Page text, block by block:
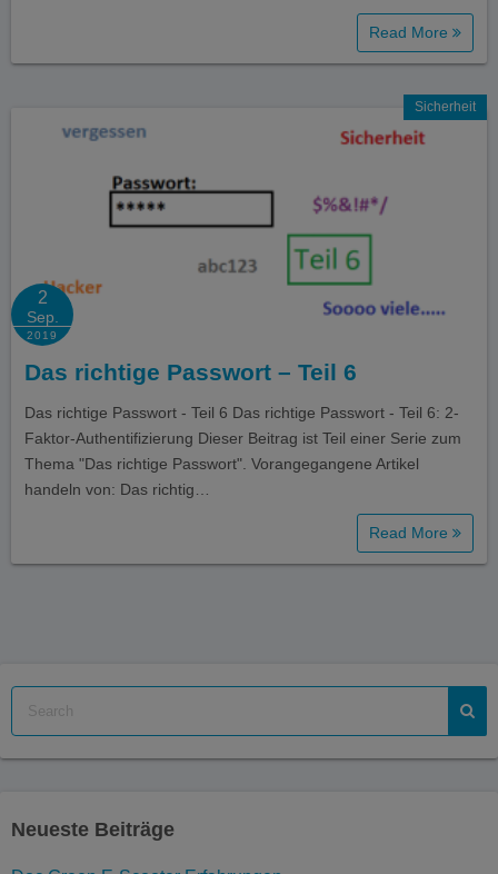
Read More
Sicherheit
2
Sep.
2019
Das richtige Passwort – Teil 6
Das richtige Passwort - Teil 6 Das richtige Passwort - Teil 6: 2-
Faktor-Authentifizierung Dieser Beitrag ist Teil einer Serie zum
Thema "Das richtige Passwort". Vorangegangene Artikel
handeln von: Das richtig…
Read More
Neueste Beiträge